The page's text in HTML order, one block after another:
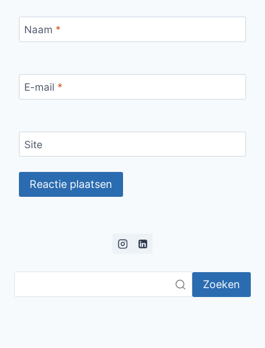
Naam *
E-mail *
Site
Zoeken